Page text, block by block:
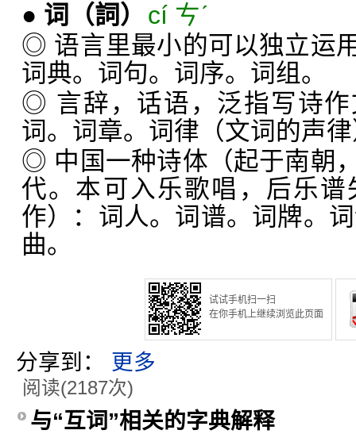
● 词 （詞）
cí ㄘˊ
◎ 语言里最小的可以独立运
词典。词句。词序。词组。
◎ 言辞，话语，泛指写诗
词。词章。词律（文词的声
◎ 中国一种诗体（起于南朝
代。本可入乐歌唱，后乐
作）：词人。词谱。词牌。
曲。
试试手机扫一扫
在你手机上继续浏览此页面
分享到： 更多
阅读(2187次)
与“互词”相关的字典解释